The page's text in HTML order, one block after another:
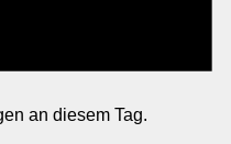
an diesem Tag.